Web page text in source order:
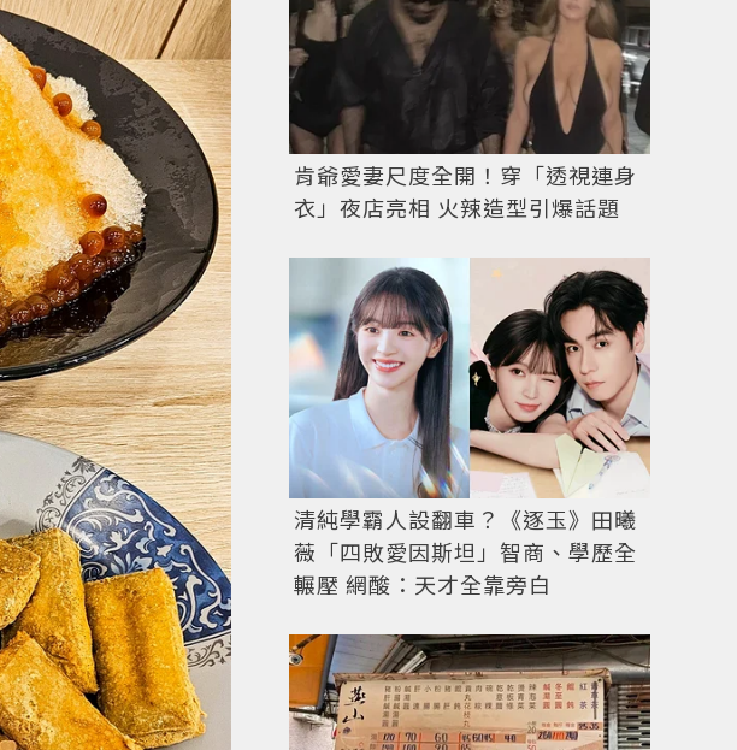
肯爺愛妻尺度全開！穿「透視連身
衣」夜店亮相 火辣造型引爆話題
清純學霸人設翻車？《逐玉》田曦
薇「四敗愛因斯坦」智商、學歷全
輾壓 網酸：天才全靠旁白